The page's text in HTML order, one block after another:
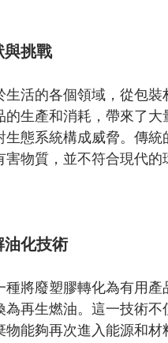
與挑戰
生活的各個領域，從包
的生產和消耗，帶來了
生態系統構成威脅。傳
害物質，並不符合現代
油化技術
種將廢塑膠轉化為有用
為再生燃油。這一技術
能夠再次進入能源和材